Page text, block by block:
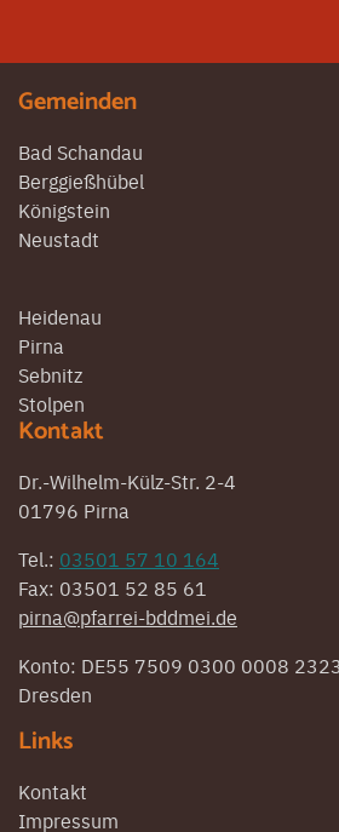
Gemeinden
Bad Schandau
Berggießhübel
Königstein
Neustadt
Heidenau
Pirna
Sebnitz
Stolpen
Kontakt
Dr.-Wilhelm-Külz-Str. 2-4
01796 Pirna
Tel.: 03501 57 10 164
Fax: 03501 52 85 61
pirna@pfarrei-bddmei.de
Konto: DE55 7509 0300 0008
Dresden
Links
Kontakt
Impressum